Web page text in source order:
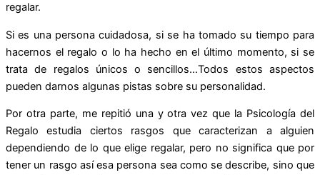
regalar.
Si es una persona cuidadosa, si se ha tomado su tiempo para
hacernos el regalo o lo ha hecho en el último momento, si se
trata de regalos únicos o sencillos…Todos estos aspectos
pueden darnos algunas pistas sobre su personalidad.
Por otra parte, me repitió una y otra vez que la Psicología del
Regalo estudia ciertos rasgos que caracterizan a alguien
dependiendo de lo que elige regalar, pero no significa que por
tener un rasgo así esa persona sea como se describe, sino que